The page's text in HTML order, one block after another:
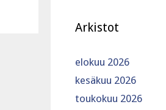
Arkistot
elokuu 2026
kesäkuu 2026
toukokuu 2026